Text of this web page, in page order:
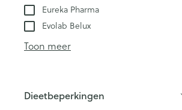
Eureka Pharma
Evolab Belux
Toon meer
Dieetbeperkingen